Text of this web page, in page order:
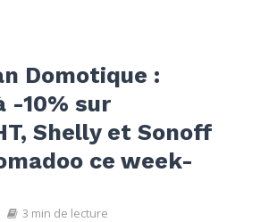
Domotique :
-10% sur
Shelly et Sonoff
ce week-
3 min de lecture